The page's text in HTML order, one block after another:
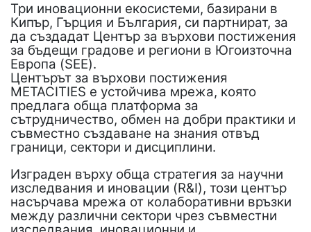
Три иновационни екосистеми, базирани в
Кипър, Гърция и България, си партнират, за
да създадат Център за върхови постижения
за бъдещи градове и региони в Югоизточна
Европа (SEE).
Центърът за върхови постижения
METACITIES е устойчива мрежа, която
предлага обща платформа за
сътрудничество, обмен на добри практики и
съвместно създаване на знания отвъд
граници, сектори и дисциплини.
Изграден върху обща стратегия за научни
изследвания и иновации (R&I), този център
насърчава мрежа от колаборативни връзки
между различни сектори чрез съвместни